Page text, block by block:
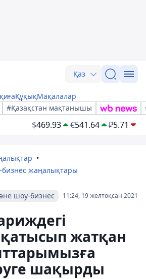
Қаз
ҚұқықМақалалар
#Қазақстан мақтанышы
$469.93 €541.64 ₽5.71
жаңалықтары
11:24, 19 желтоқсан 2021
шоу-бизнес
жатқан
шақырды